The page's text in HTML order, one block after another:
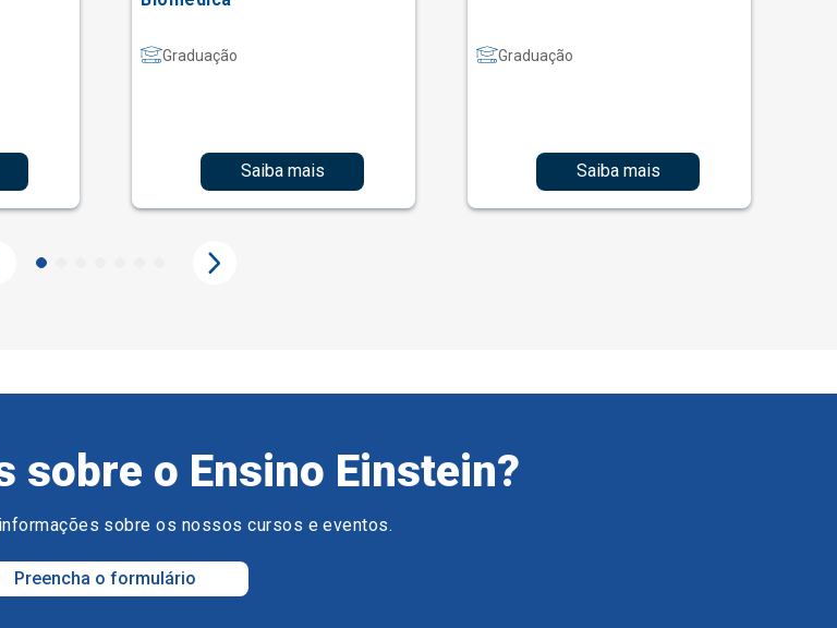
Graduação
Saiba mais
Graduação
Saiba mais
sobre o Ensino Einstein?
sobre os nossos cursos e eventos.
Preencha o formulário